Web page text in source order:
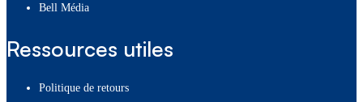
Bell Média
Ressources utiles
Politique de retours